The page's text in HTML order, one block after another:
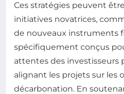
Ces stratégies peuvent
initiatives novatrices,
de nouveaux instruments
spécifiquement conçus
attentes des investisseurs
alignant les projets sur les
décarbonation. En